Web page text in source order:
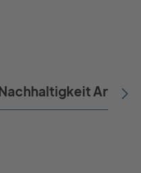
Nachhaltigkeit Artikel